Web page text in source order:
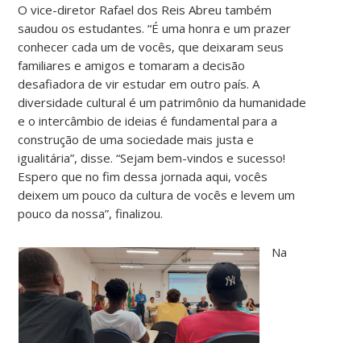
O vice-diretor Rafael dos Reis Abreu também
saudou os estudantes. “É uma honra e um prazer
conhecer cada um de vocês, que deixaram seus
familiares e amigos e tomaram a decisão
desafiadora de vir estudar em outro país. A
diversidade cultural é um patrimônio da humanidade
e o intercâmbio de ideias é fundamental para a
construção de uma sociedade mais justa e
igualitária”, disse. “Sejam bem-vindos e sucesso!
Espero que no fim dessa jornada aqui, vocês
deixem um pouco da cultura de vocês e levem um
pouco da nossa”, finalizou.
Na